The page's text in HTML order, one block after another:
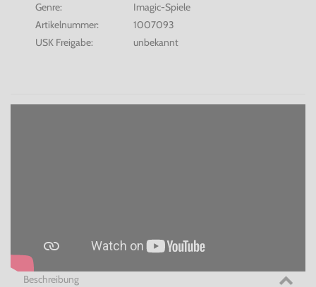
Genre:
Imagic-Spiele
Artikelnummer:
1007093
USK Freigabe:
unbekannt
Beschreibung